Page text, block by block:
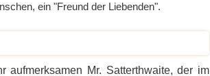
ein "Freund der Liebenden".
aufmerksamen Mr. Satterthwaite, der im